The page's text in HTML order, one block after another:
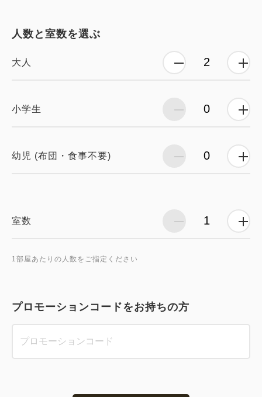
人数と室数を選ぶ
大人
小学生
幼児 (布団・食事不要)
室数
1部屋あたりの人数をご指定ください
プロモーションコードをお持ちの方